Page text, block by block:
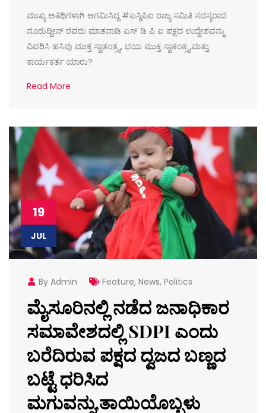
ಮುಖ್ಯ ಅತಿಥಿಗಳಾಗಿ ಆಗಮಿಸಿದ್ದ #ಎಸ್ಡಿಪಿಐ ರಾಜ್ಯ ಸಮಿತಿ ಸದಸ್ಯರಾದ
ನೂರುದ್ದೀನ್ ರವರು ಮಾತನಾಡಿ ಎಸ್ ಡಿ ಪಿ ಐ ಪಕ್ಷದ ಉದ್ದೇಶವನ್ನು
ವಿವರಿಸಿ ಹಸಿವು ಮುಕ್ತ ಸ್ವಾತಂತ್ರ್ಯ, ಭಯ ಮುಕ್ತ ಸ್ವಾತಂತ್ರ್ಯ,ಮತ್ತು
ಕಾರ್ಯಕರ್ತ ಯಾರು?
Read More
19
JUL
By Admin Feature, News, Politics
ಮೈಸೂರಿನಲ್ಲಿ ನಡೆದ ಜನಾಧಿಕಾರ
ಸಮಾವೇಶದಲ್ಲಿ SDPI ಎಂದು
ಬರೆದಿರುವ ಪಕ್ಷದ ದ್ವಜದ ಬಣ್ಣದ
ಬಟ್ಟೆ ಧರಿಸಿದ
ಮಗುವನ್ನು,ತಾಯಿಯೊಬ್ಬಳು